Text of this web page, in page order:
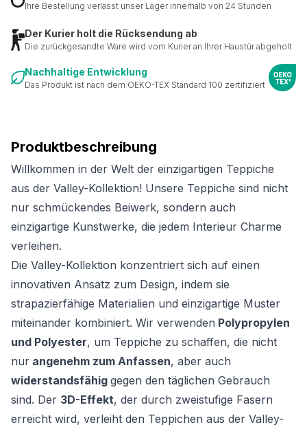
Produktbeschreibung
Willkommen in der Welt der einzigartigen Teppiche
aus der Valley-Kollektion! Unsere Teppiche sind nicht
nur schmückendes Beiwerk, sondern auch
einzigartige Kunstwerke, die jedem Interieur Charme
verleihen.
Die Valley-Kollektion konzentriert sich auf einen
innovativen Ansatz zum Design, indem sie
strapazierfähige Materialien und einzigartige Muster
miteinander kombiniert. Wir verwenden Polypropylen
und Polyester, um Teppiche zu schaffen, die nicht
nur angenehm zum Anfassen, aber auch
widerstandsfähig gegen den täglichen Gebrauch
sind. Der 3D-Effekt, der durch zweistufige Fasern
erreicht wird, verleiht den Teppichen aus der Valley-
Ihre Bestellung verlässt unser Lager innerhalb von 24 Stunden
Der Kurier holt die Rücksendung ab
Die zurückgesandte Ware wird vom Kurier an Ihrer Haustür abgeholt
Nachhaltige Entwicklung
Das Produkt ist nach dem OEKO-TEX Standard 100 zertifiziert